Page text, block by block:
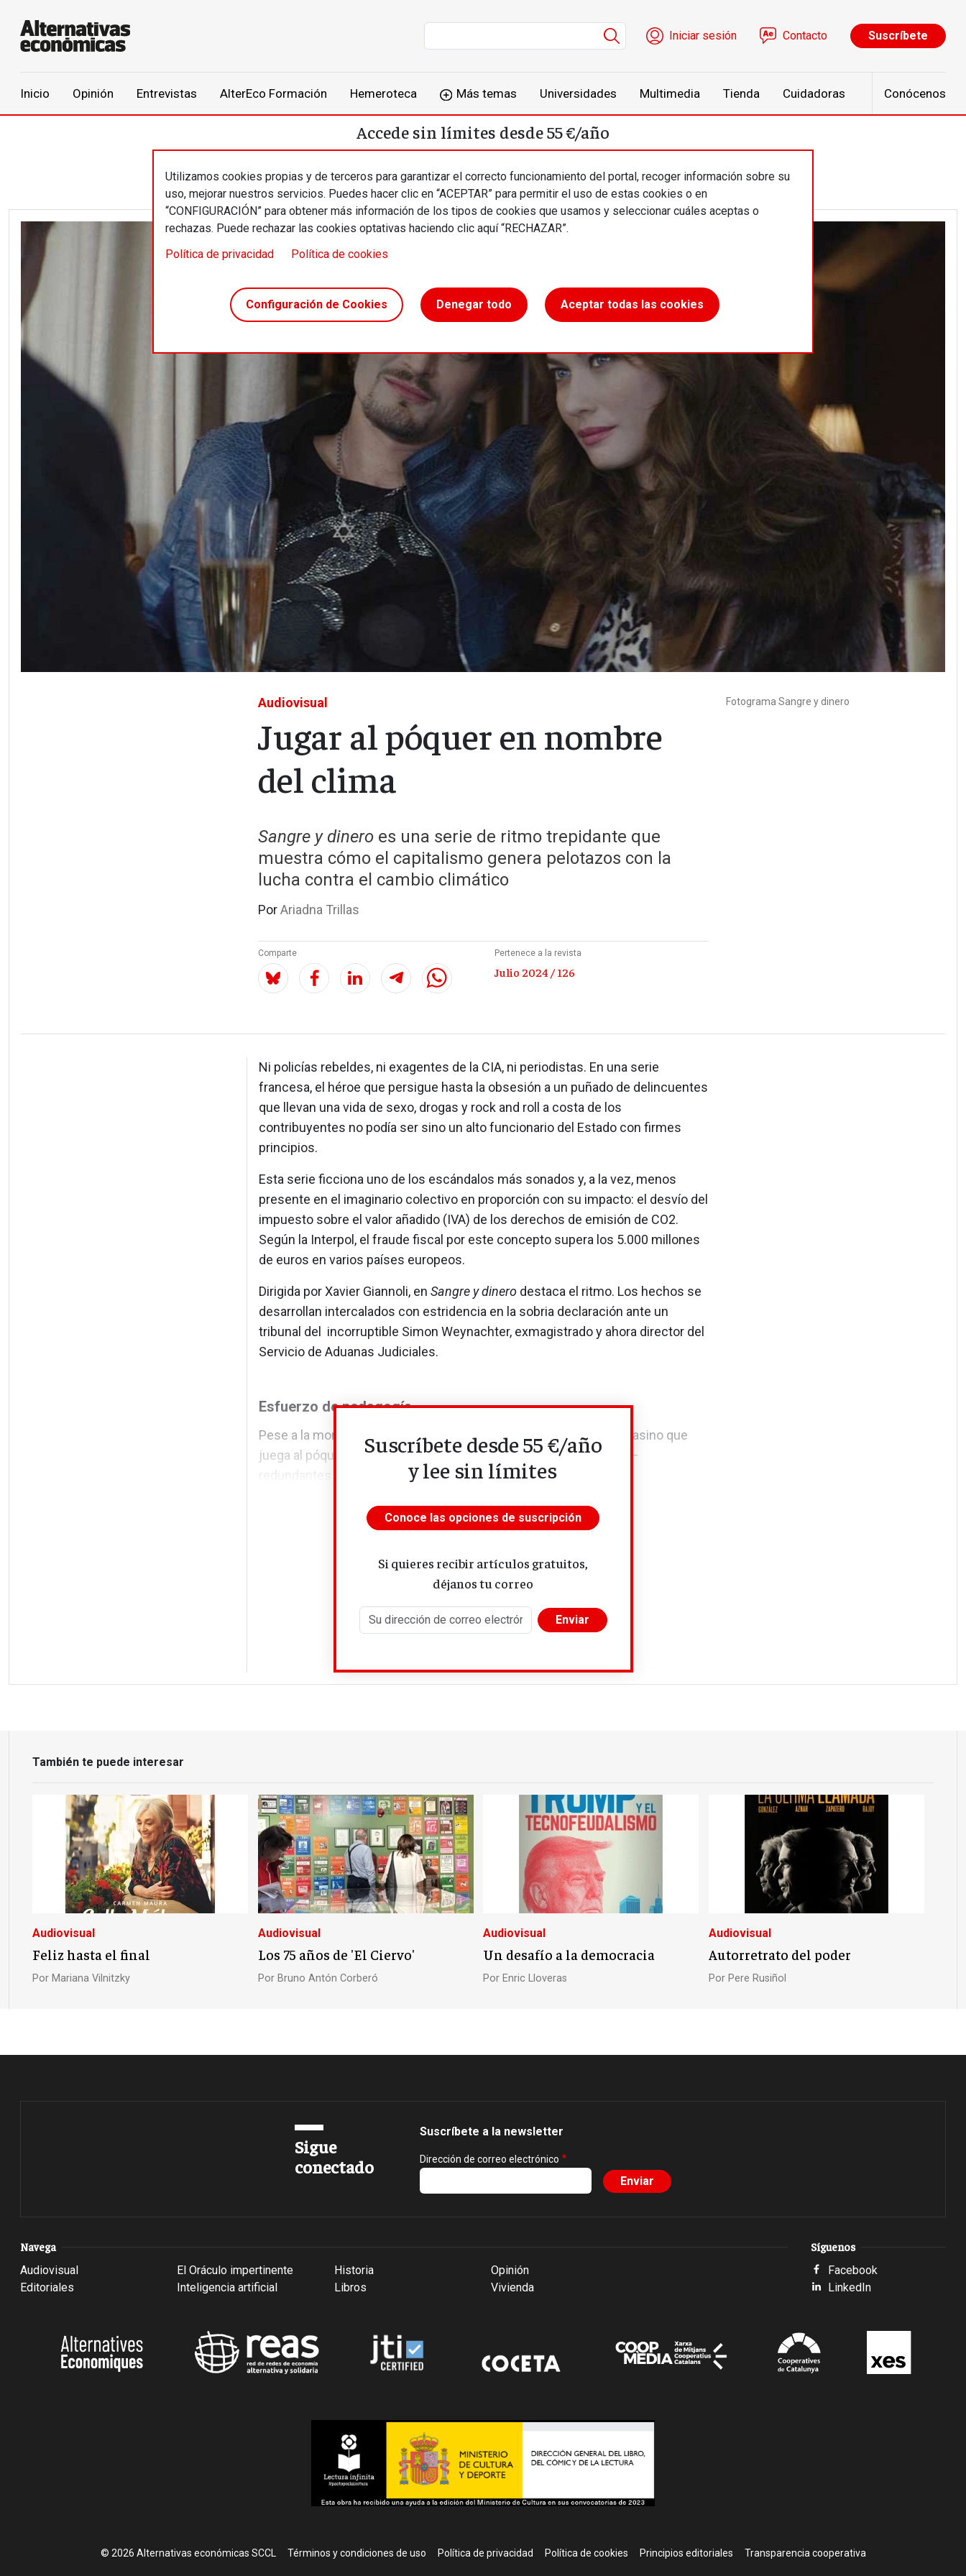
Menú de cuenta de usuario
Iniciar sesión Contacto Suscríbete
Inicio Opinión Entrevistas AlterEco Formación Hemeroteca Más temas Universidades Multimedia Tienda Cuidadoras Conócenos
Utilizamos cookies propias y de terceros para garantizar el correcto funcionamiento del portal, recoger información sobre su
uso, mejorar nuestros servicios. Puedes hacer clic en “ACEPTAR” para permitir el uso de estas cookies o en
“CONFIGURACIÓN” para obtener más información de los tipos de cookies que usamos y seleccionar cuáles aceptas o
rechazas. Puede rechazar las cookies optativas haciendo clic aquí “RECHAZAR”.
Política de privacidad
Política de cookies
Configuración de Cookies Denegar todo Aceptar todas las cookies
Accede sin límites desde 55 €/año
Audiovisual
Jugar al póquer en nombre
del clima
Sangre y dinero es una serie de ritmo trepidante que
muestra cómo el capitalismo genera pelotazos con la
lucha contra el cambio climático
PorAriadna Trillas
Comparte Pertenece a la revista
Julio 2024 / 126
Image
Fotograma Sangre y dinero
Ni policías rebeldes, ni exagentes de la CIA, ni periodistas. En una serie
francesa, el héroe que persigue hasta la obsesión a un puñado de delincuentes
que llevan una vida de sexo, drogas y rock and roll a costa de los
contribuyentes no podía ser sino un alto funcionario del Estado con firmes
principios.
Esta serie ficciona uno de los escándalos más sonados y, a la vez, menos
presente en el imaginario colectivo en proporción con su impacto: el desvío del
impuesto sobre el valor añadido (IVA) de los derechos de emisión de CO2.
Según la Interpol, el fraude fiscal por este concepto supera los 5.000 millones
de euros en varios países europeos.
Dirigida por Xavier Giannoli, en Sangre y dinerodestaca el ritmo. Los hechos se
desarrollan intercalados con estridencia en la sobria declaración ante un
tribunal del incorruptible Simon Weynachter, exmagistrado y ahora director del
Servicio de Aduanas Judiciales.
Esfuerzo de pedagogía
Pese a la moralina de algunos discursos sobre el capitalismo de casino que
juega al póquer con el medio ambiente y la defensa de lo público —
redundantes porque los hechos hablan por sí...
Suscríbete desde 55 €/año
y lee sin límites
Conoce las opciones de suscripción
Si quieres recibir artículos gratuitos,
déjanos tu correo
También te puede interesar
Audiovisual
Feliz hasta el final
Por Mariana Vilnitzky
Audiovisual
Los 75 años de 'El Ciervo'
Por Bruno Antón Corberó
Audiovisual
Un desafío a la democracia
Por Enric Lloveras
Audiovisual
Autorretrato del poder
Por Pere Rusiñol
Sigue
conectado
Suscríbete a la newsletter
Dirección de correo electrónico
Navega
Audiovisual
Editoriales
El Oráculo impertinente
Inteligencia artificial
Historia
Libros
Opinión
Vivienda
Síguenos
Facebook
LinkedIn
© 2026 Alternativas económicas SCCL Footer
Términos y condiciones de uso Política de privacidad Política de cookies Principios editoriales Transparencia cooperativa